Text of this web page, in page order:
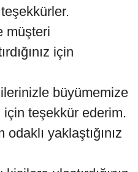
müşteri
için
büyümemize
için teşekkür ederim.
yaklaştığınız